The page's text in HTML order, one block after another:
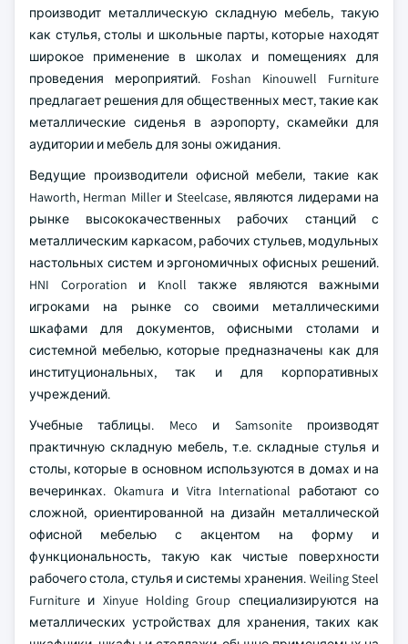
производит металлическую складную мебель, такую
как стулья, столы и школьные парты, которые находят
широкое применение в школах и помещениях для
проведения мероприятий. Foshan Kinouwell Furniture
предлагает решения для общественных мест, такие как
металлические сиденья в аэропорту, скамейки для
аудитории и мебель для зоны ожидания.
Ведущие производители офисной мебели, такие как
Haworth, Herman Miller и Steelcase, являются лидерами на
рынке высококачественных рабочих станций с
металлическим каркасом, рабочих стульев, модульных
настольных систем и эргономичных офисных решений.
HNI Corporation и Knoll также являются важными
игроками на рынке со своими металлическими
шкафами для документов, офисными столами и
системной мебелью, которые предназначены как для
институциональных, так и для корпоративных
учреждений.
Учебные таблицы. Meco и Samsonite производят
практичную складную мебель, т.е. складные стулья и
столы, которые в основном используются в домах и на
вечеринках. Okamura и Vitra International работают со
сложной, ориентированной на дизайн металлической
офисной мебелью с акцентом на форму и
функциональность, такую как чистые поверхности
рабочего стола, стулья и системы хранения. Weiling Steel
Furniture и Xinyue Holding Group специализируются на
металлических устройствах для хранения, таких как